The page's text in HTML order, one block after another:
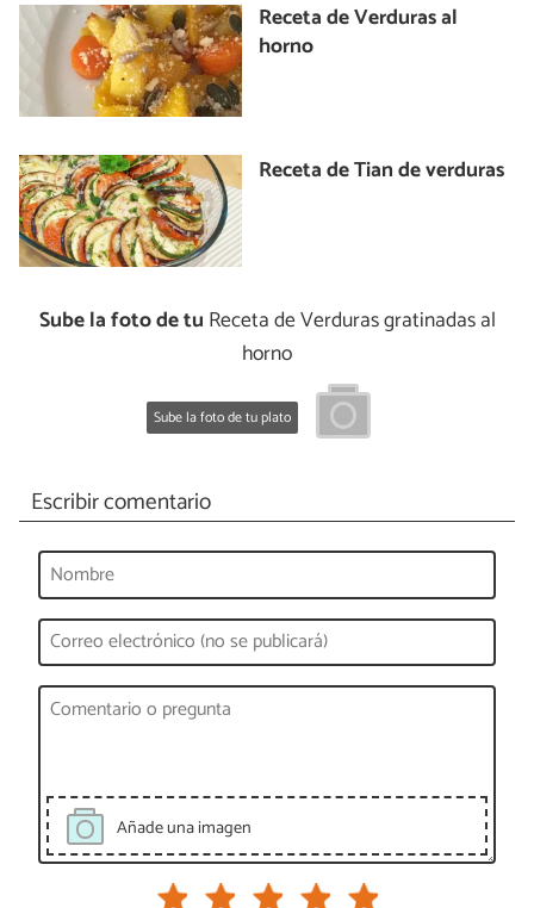
Receta de Verduras al
horno
Receta de Tian de verduras
Sube la foto de tu Receta de Verduras gratinadas al
horno
Sube la foto de tu plato
Escribir comentario
Añade una imagen